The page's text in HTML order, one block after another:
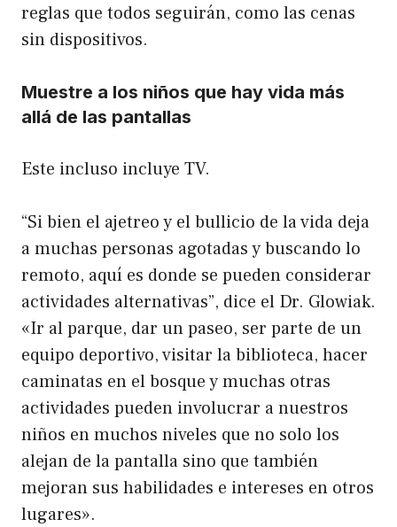
reglas que todos seguirán, como las cenas
sin dispositivos.
Muestre a los niños que hay vida más
allá de las pantallas
Este incluso incluye TV.
“Si bien el ajetreo y el bullicio de la vida deja
a muchas personas agotadas y buscando lo
remoto, aquí es donde se pueden considerar
actividades alternativas”, dice el Dr. Glowiak.
«Ir al parque, dar un paseo, ser parte de un
equipo deportivo, visitar la biblioteca, hacer
caminatas en el bosque y muchas otras
actividades pueden involucrar a nuestros
niños en muchos niveles que no solo los
alejan de la pantalla sino que también
mejoran sus habilidades e intereses en otros
lugares».